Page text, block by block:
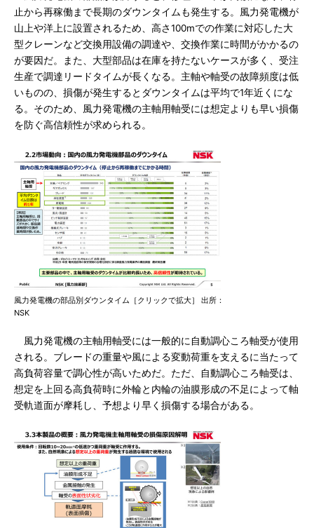
止から再稼働まで長期のダウンタイムも発生する。風力発電機が
山上や洋上に設置されるため、高さ100mでの作業に対応した大
型クレーンなど交換用設備の調達や、交換作業に時間がかかるの
が要因だ。また、大型部品は在庫を持たないケースが多く、受注
生産で調達リードタイムが長くなる。主軸や軸受の故障頻度は低
いものの、損傷が発生するとダウンタイムは平均で1年近くにな
る。そのため、風力発電機の主軸用軸受には想定よりも早い損傷
を防ぐ高信頼性が求められる。
風力発電機の部品別ダウンタイム［クリックで拡大］ 出所：
NSK
風力発電機の主軸用軸受には一般的に自動調心ころ軸受が使用
される。ブレードの重量や風による変動荷重を支えるに当たって
高負荷容量で調心性が高いためだ。ただ、自動調心ころ軸受は、
想定を上回る高負荷時に外輪と内輪の油膜形成の不足によって軸
受軌道面が摩耗し、予想より早く損傷する場合がある。